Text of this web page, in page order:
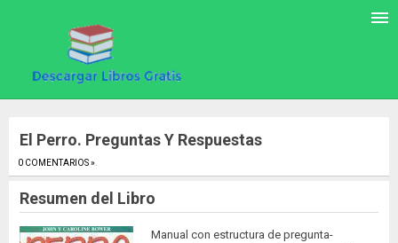
El Perro. Preguntas Y Respuestas
0 COMENTARIOS ».
Resumen del Libro
Manual con estructura de pregunta-